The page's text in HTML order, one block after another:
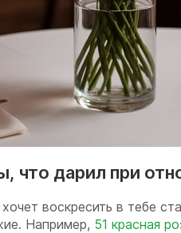
что дарил при
воскресить в тебе
Например, 51 красная